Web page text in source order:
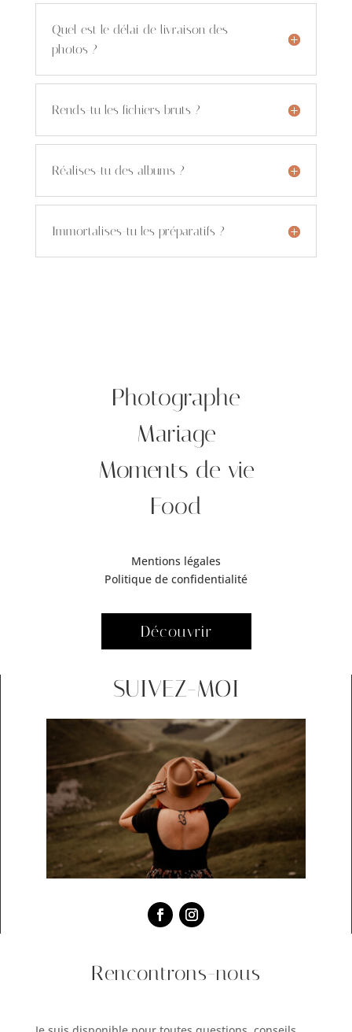
Quel est le délai de livraison des
photos ?
Rends-tu les fichiers bruts ?
Réalises-tu des albums ?
Immortalises-tu les préparatifs ?
Photographe
Mariage
Moments de vie
Food
Mentions légales
Politique de confidentialité
Découvrir
SUIVEZ-MOI
Rencontrons-nous